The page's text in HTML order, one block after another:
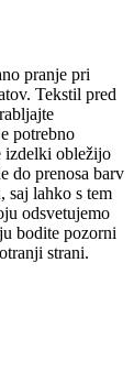
pranje pri
Tekstil pred
potrebno
izdelki obležijo
do prenosa barv
saj lahko s tem
odsvetujemo
bodite pozorni
strani.